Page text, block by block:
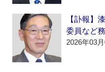
【訃報】
委員など
2026年03